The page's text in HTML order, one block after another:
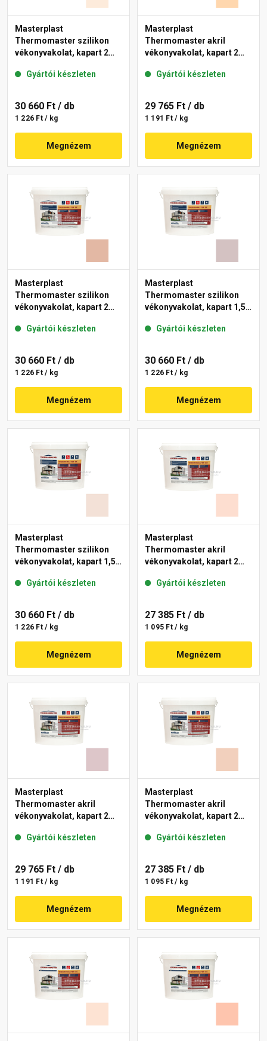
Masterplast
Thermomaster szilikon
vékonyvakolat, kapart 2
Gyártói készleten
30 660 Ft / db
1 226 Ft / kg
Megnézem
Masterplast
Thermomaster akril
vékonyvakolat, kapart 2
Gyártói készleten
29 765 Ft / db
1 191 Ft / kg
Megnézem
Masterplast
Thermomaster szilikon
vékonyvakolat, kapart 2
Gyártói készleten
30 660 Ft / db
1 226 Ft / kg
Megnézem
Masterplast
Thermomaster szilikon
vékonyvakolat, kapart 1,5
Gyártói készleten
30 660 Ft / db
1 226 Ft / kg
Megnézem
Masterplast
Thermomaster szilikon
vékonyvakolat, kapart 1,5
Gyártói készleten
30 660 Ft / db
1 226 Ft / kg
Megnézem
Masterplast
Thermomaster akril
vékonyvakolat, kapart 2
Gyártói készleten
27 385 Ft / db
1 095 Ft / kg
Megnézem
Masterplast
Thermomaster akril
vékonyvakolat, kapart 2
Gyártói készleten
29 765 Ft / db
1 191 Ft / kg
Megnézem
Masterplast
Thermomaster akril
vékonyvakolat, kapart 2
Gyártói készleten
27 385 Ft / db
1 095 Ft / kg
Megnézem